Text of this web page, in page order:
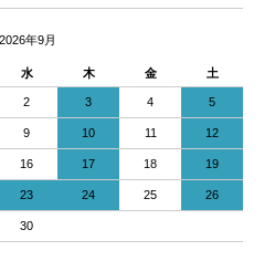
2026年9月
水 木 金 土
2 3 4 5
9 10 11 12
16 17 18 19
23 24 25 26
30